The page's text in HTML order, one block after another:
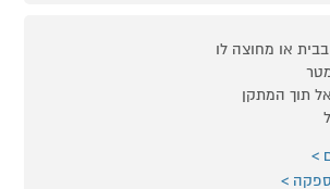
או מחוצה לו
תוך המתקן